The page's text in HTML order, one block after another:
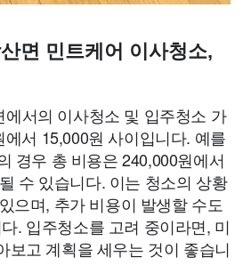
면 민트케어 이사청소,
에서의 이사청소 및 입주청소 가
서 15,000원 사이입니다. 예를
경우 총 비용은 240,000원에서
수 있습니다. 이는 청소의 상황
으며, 추가 비용이 발생할 수도
. 입주청소를 고려 중이라면, 미
보고 계획을 세우는 것이 좋습니